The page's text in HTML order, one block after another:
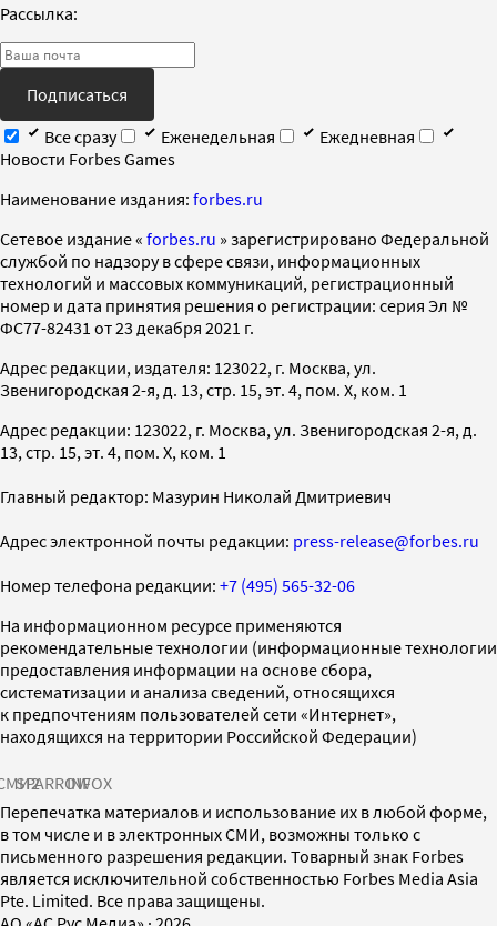
Рассылка:
Подписаться
Все сразу
Еженедельная
Ежедневная
Новости Forbes Games
Наименование издания: forbes.ru
Cетевое издание « forbes.ru » зарегистрировано Федеральной
службой по надзору в сфере связи, информационных
технологий и массовых коммуникаций, регистрационный
номер и дата принятия решения о регистрации: серия Эл №
ФС77-82431 от 23 декабря 2021 г.
Адрес редакции, издателя: 123022, г. Москва, ул.
Звенигородская 2-я, д. 13, стр. 15, эт. 4, пом. X, ком. 1
Адрес редакции: 123022, г. Москва, ул. Звенигородская 2-я, д.
13, стр. 15, эт. 4, пом. X, ком. 1
Главный редактор: Мазурин Николай Дмитриевич
Адрес электронной почты редакции: press-release@forbes.ru
Номер телефона редакции: +7 (495) 565-32-06
На информационном ресурсе применяются
рекомендательные технологии (информационные технологии
предоставления информации на основе сбора,
систематизации и анализа сведений, относящихся
к предпочтениям пользователей сети «Интернет»,
находящихся на территории Российской Федерации)
SPARROWINFOX
Перепечатка материалов и использование их в любой форме,
в том числе и в электронных СМИ, возможны только с
письменного разрешения редакции. Товарный знак Forbes
является исключительной собственностью Forbes Media Asia
Pte. Limited. Все права защищены.